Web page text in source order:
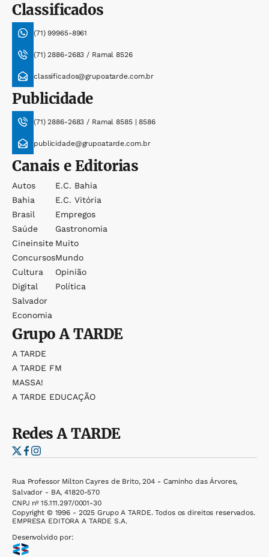
Classificados
(71) 99965-8961
(71) 2886-2683 / Ramal 8526
classificados@grupoatarde.com.br
Publicidade
(71) 2886-2683 / Ramal 8585 | 8586
publicidade@grupoatarde.com.br
Canais e Editorias
Autos
Bahia
Brasil
Saúde
Cineinsite
Concursos
Cultura
Digital
Salvador
Economia
E.c. Bahia
E.c. Vitória
Empregos
Gastronomia
Muito
Mundo
Opinião
Política
GrupoA TARDE
A TARDE
A TARDE FM
MASSA!
A TARDE EDUCAÇÃO
RedesA TARDE
Rua Professor Milton Cayres de Brito, 204 - Caminho das Árvores,
Salvador - BA, 41820-570
CNPJ nº 15.111.297/0001-30
Copyright © 1996 - 2025 Grupo A TARDE. Todos os direitos reservados.
EMPRESA EDITORA A TARDE S.A.
Desenvolvido por: